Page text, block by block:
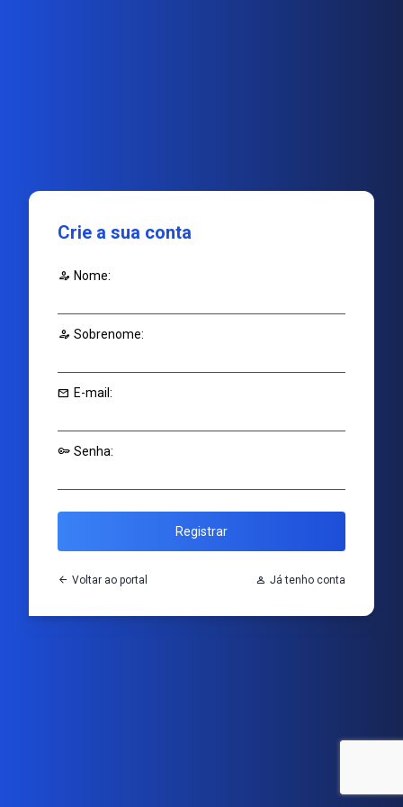
Crie a sua conta
person_edit Nome:
person_edit Sobrenome:
mail E-mail:
key Senha:
Registrar
arrow_back Voltar ao portal Person Já tenho conta